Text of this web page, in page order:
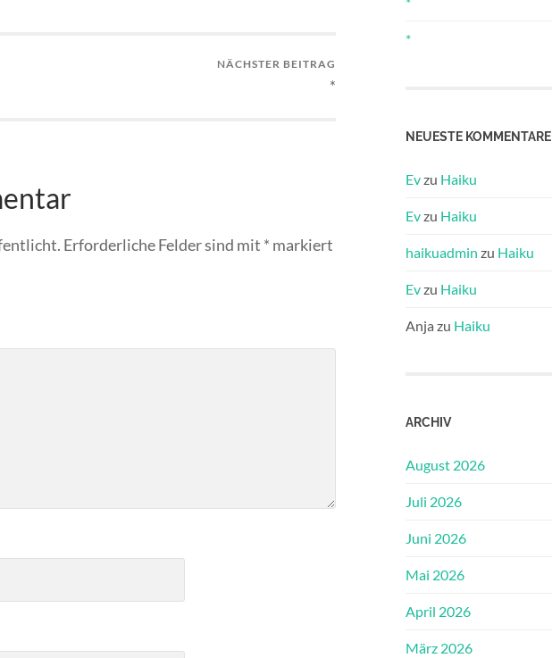
NÄCHSTER BEITRAG
*
Erforderliche Felder sind mit * markiert
*
NEUESTE KOMMENTARE
Evzu Haiku
Evzu Haiku
haikuadmin zu Haiku
Evzu Haiku
Anja zu Haiku
ARCHIV
August 2026
Juli 2026
Juni 2026
Mai 2026
April 2026
März 2026